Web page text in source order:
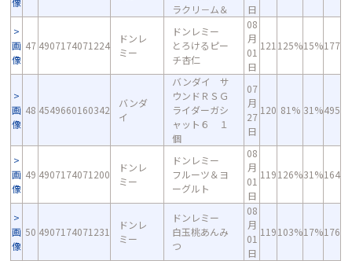
ラクリ－ム＆
日
画
像
47 4907174071224
ドンレ
ミー
ドンレミー
とろけるピー
チ杏仁
08
月
01
日
121 125%15%177
画
像
48 4549660160342
バンダ
イ
バンダイ サ
ウンドＲＳＧ
ライダーガシ
ャット６ １
個
07
月
27
日
120 81% 31%495
画
像
49 4907174071200
ドンレ
ミー
ドンレミー
フルーツ＆ヨ
ーグルト
08
月
01
日
119126%31%164
画
像
50 4907174071231
ドンレ
ミー
ドンレミー
白玉桃あんみ
つ
08
月
01
日
119103%17%176